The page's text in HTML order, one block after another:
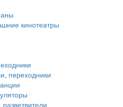
кинотеатры
переходники